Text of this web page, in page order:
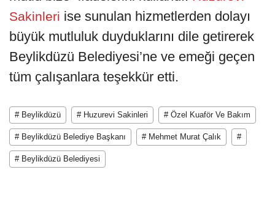
Sakinleri ise sunulan hizmetlerden dolayı
büyük mutluluk duyduklarını dile getirerek
Beylikdüzü Belediyesi’ne ve emeği geçen
tüm çalışanlara teşekkür etti.
# Beylikdüzü # Huzurevi Sakinleri # Özel Kuaför Ve Bakım
# Beylikdüzü Belediye Başkanı # Mehmet Murat Çalık #
# Beylikdüzü Belediyesi